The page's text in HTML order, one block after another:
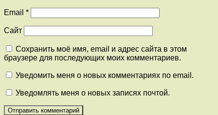
Email *
Сайт
Сохранить моё имя, email и адрес сайта в этом
браузере для последующих моих комментариев.
Уведомить меня о новых комментариях по email.
Уведомлять меня о новых записях почтой.